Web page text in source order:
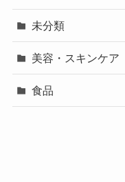
未分類
美容・スキンケア
食品